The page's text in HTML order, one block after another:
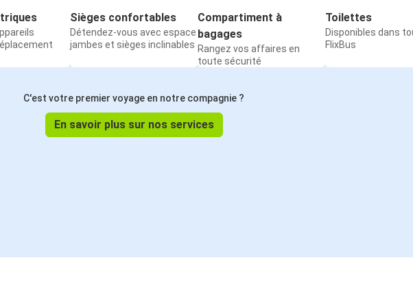
Sièges confortables
Détendez-vous avec espace
jambes et sièges inclinables
Compartiment à
bagages
Rangez vos affaires en
toute sécurité
Toilettes
Disponibles dans
FlixBus
C'est votre premier voyage en notre compagnie ?
En savoir plus sur nos services